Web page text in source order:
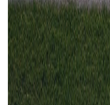
Stroemmen
0
8 mei2016
Stroemmen
Hoedd
1
25 okt 2015